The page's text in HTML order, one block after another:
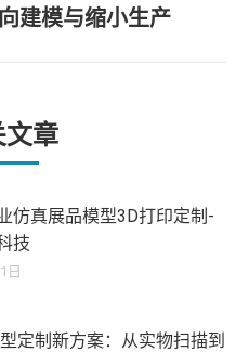
文
未
章：
建模与缩小生产
文章
仿真展品模型3D打印定制-
技
日
定制新方案：从实物扫描到